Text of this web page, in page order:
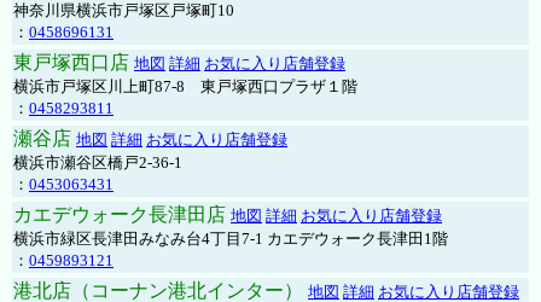
神奈川県横浜市戸塚区戸塚町10
： 0458696131
東戸塚西口店 地図 詳細 お気に入り店舗登録
横浜市戸塚区川上町87-8 東戸塚西口プラザ１階
： 0458293811
瀬谷店 地図 詳細 お気に入り店舗登録
横浜市瀬谷区橋戸2-36-1
： 0453063431
カエデウォーク長津田店 地図 詳細 お気に入り店舗登録
横浜市緑区長津田みなみ台4丁目7-1 カエデウォーク長津田1階
： 0459893121
港北店（コーナン港北インター） 地図 詳細 お気に入り店舗登録